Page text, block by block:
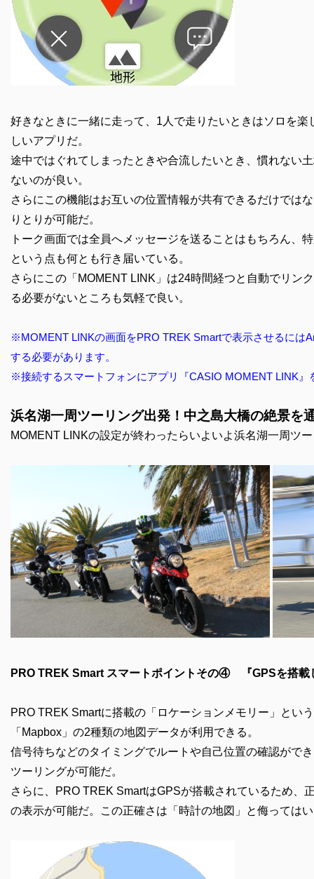
好きなときに一緒に走って、1人で走りたいときはソロを
しいアプリだ。
途中ではぐれてしまったときや合流したいとき、慣れない
ないのが良い。
さらにこの機能はお互いの位置情報が共有できるだけでは
りとりが可能だ。
トーク画面では全員へメッセージを送ることはもちろん、
という点も何とも行き届いている。
さらにこの「MOMENT LINK」は24時間経つと自動でリン
る必要がないところも気軽で良い。
※MOMENT LINKの画面をPRO TREK Smartで表示させるには
する必要があります。
※接続するスマートフォンにアプリ『CASIO MOMENT LINK』
浜名湖一周ツーリング出発！中之島大橋の絶景を
MOMENT LINKの設定が終わったらいよいよ浜名湖一周ツ
PRO TREK Smart スマートポイントその④ 『GPSを搭載
PRO TREK Smartに搭載の「ロケーションメモリー」とい
「Mapbox」の2種類の地図データが利用できる。
信号待ちなどのタイミングでルートや自己位置の確認がで
ツーリングが可能だ。
さらに、PRO TREK SmartはGPSが搭載されているため、
の表示が可能だ。この正確さは「時計の地図」と侮っては